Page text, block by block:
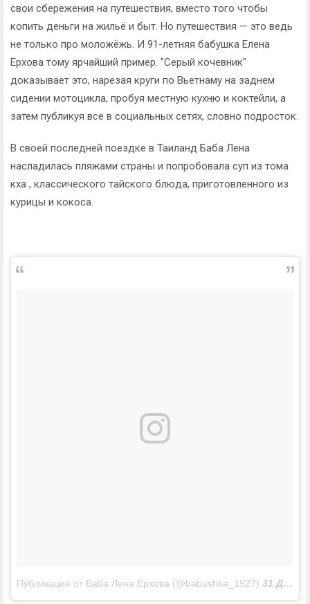
свои сбережения на путешествия, вместо того чтобы
копить деньги на жильё и быт. Но путешествия — это ведь
не только про моложёжь. И 91-летняя бабушка Елена
Ерхова тому ярчайший пример. "Серый кочевник"
доказывает это, нарезая круги по Вьетнаму на заднем
сидении мотоцикла, пробуя местную кухню и коктейли, а
затем публикуя все в социальных сетях, словно подросток.
В своей последней поездке в Таиланд Баба Лена
насладилась пляжами страны и попробовала суп из тома
кха , классического тайского блюда, приготовленного из
курицы и кокоса.
Публикация от Баба Лена Ерхова (@babushka_1927) 31 Дек 2016 в 10:57 PST